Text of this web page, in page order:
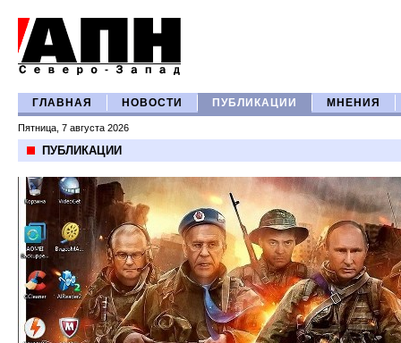
ГЛАВНАЯ НОВОСТИ ПУБЛИКАЦИИ МНЕНИЯ
Пятница, 7 августа 2026
ПУБЛИКАЦИИ